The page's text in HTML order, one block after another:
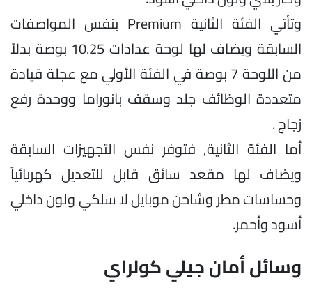
وتأتي الفئة الثانية Premium بنفس المواصفات
السابقة ويضاف لها لوحة عدادات 10.25 بوصة بدلاً
من اللوحة 7 بوصة في الفئة الأولي مع عجلة قيادة
متعددة الوظائف جلد وسقف بانوراما ووحدة رفع
زجاج .
أما الفئة الثانية, فتوفر نفس التجهيزات السابقة
ويضاف لها مقعد سائق قابل للتعديل كهربائياً
وحساسات مطر وشاحن موبايل لا سلكي ولون داخلي
أسود وأحمر.
وسائل أمان جيلي كولراي